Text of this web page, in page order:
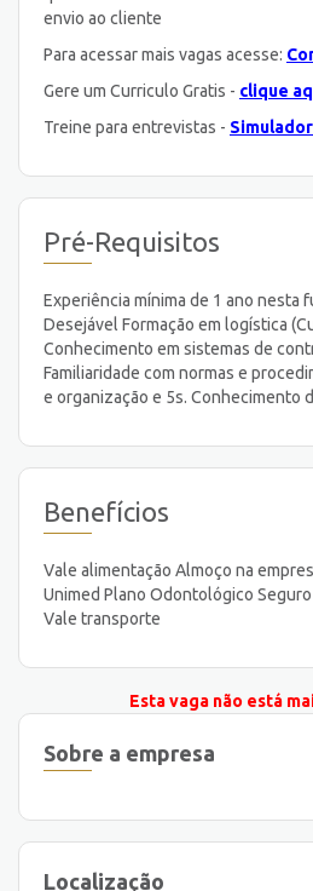
envio ao cliente
Para acessar mais vagas acesse:
Gere um Curriculo Gratis - clique
Treine para entrevistas -
Pré-Requisitos
Experiência mínima de 1 ano nesta
Desejável Formação em logística
Conhecimento em sistemas de
Familiaridade com normas e
e organização e 5s. Conhecimento
Benefícios
Vale alimentação Almoço na
Unimed Plano Odontológico
Vale transporte
Esta vaga não está
Sobre a empresa
Localização